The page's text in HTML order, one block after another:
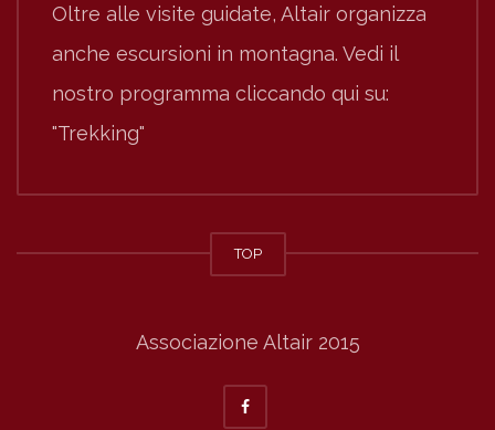
Oltre alle visite guidate, Altair organizza
anche escursioni in montagna. Vedi il
nostro programma cliccando qui su:
"Trekking"
TOP
Associazione Altair 2015